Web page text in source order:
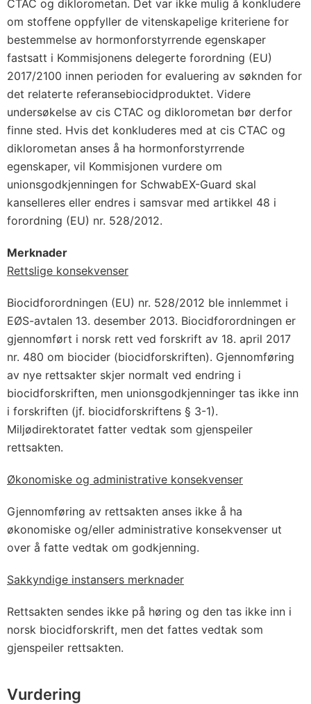
CTAC og diklorometan. Det var ikke mulig å konkludere
om stoffene oppfyller de vitenskapelige kriteriene for
bestemmelse av hormonforstyrrende egenskaper
fastsatt i Kommisjonens delegerte forordning (EU)
2017/2100 innen perioden for evaluering av søknden for
det relaterte referansebiocidproduktet. Videre
undersøkelse av cis CTAC og diklorometan bør derfor
finne sted. Hvis det konkluderes med at cis CTAC og
diklorometan anses å ha hormonforstyrrende
egenskaper, vil Kommisjonen vurdere om
unionsgodkjenningen for SchwabEX-Guard skal
kanselleres eller endres i samsvar med artikkel 48 i
forordning (EU) nr. 528/2012.
Merknader
Rettslige konsekvenser
Biocidforordningen (EU) nr. 528/2012 ble innlemmet i
EØS-avtalen 13. desember 2013. Biocidforordningen er
gjennomført i norsk rett ved forskrift av 18. april 2017
nr. 480 om biocider (biocidforskriften). Gjennomføring
av nye rettsakter skjer normalt ved endring i
biocidforskriften, men unionsgodkjenninger tas ikke inn
i forskriften (jf. biocidforskriftens § 3-1).
Miljødirektoratet fatter vedtak som gjenspeiler
rettsakten.
Økonomiske og administrative konsekvenser
Gjennomføring av rettsakten anses ikke å ha
økonomiske og/eller administrative konsekvenser ut
over å fatte vedtak om godkjenning.
Sakkyndige instansers merknader
Rettsakten sendes ikke på høring og den tas ikke inn i
norsk biocidforskrift, men det fattes vedtak som
gjenspeiler rettsakten.
Vurdering